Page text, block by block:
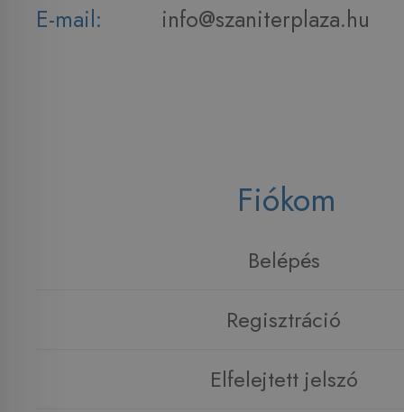
E-mail:
info@szaniterplaza.hu
Fiókom
Belépés
Regisztráció
Elfelejtett jelszó